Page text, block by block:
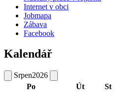
Internet v obci
Jobmapa
Zábava
Facebook
Kalendář
Srpen2026
Po
Út St